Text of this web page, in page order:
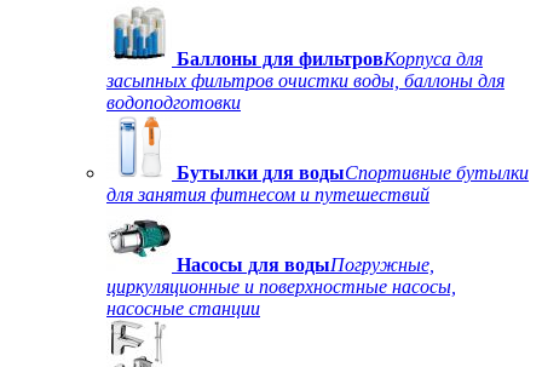
Баллоны для фильтровКорпуса для
засыпных фильтров очистки воды, баллоны для
водоподготовки
Бутылки для водыСпортивные бутылки
для занятия фитнесом и путешествий
Насосы для водыПогружные,
циркуляционные и поверхностные насосы,
насосные станции